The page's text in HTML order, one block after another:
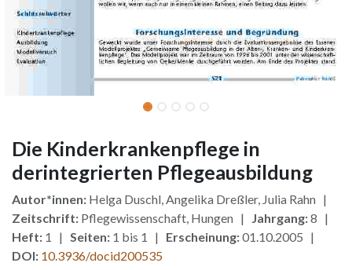
Die Kinderkrankenpflege in
derintegrierten Pflegeausbildung
Autor*innen: Helga Duschl, Angelika Dreßler, Julia Rahn |
Zeitschrift: Pflegewissenschaft, Hungen | Jahrgang:8 |
Heft: 1 | Seiten: 1 bis 1 | Erscheinung:01.10.2005 |
DOI: 10.3936/docid200535